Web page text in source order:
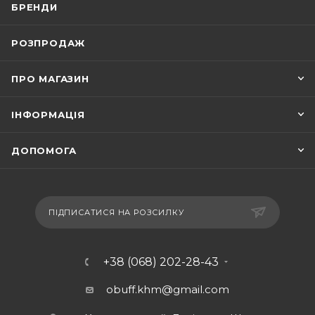
БРЕНДИ
РОЗПРОДАЖ
ПРО МАГАЗИН
ІНФОРМАЦІЯ
ДОПОМОГА
ПІДПИСАТИСЯ НА РОЗСИЛКУ
+38 (068) 202-28-43
obuff.khm@gmail.com